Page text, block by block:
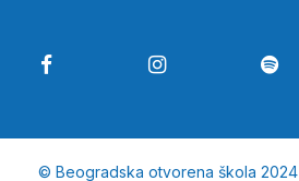
© Beogradska otvorena škola 2024